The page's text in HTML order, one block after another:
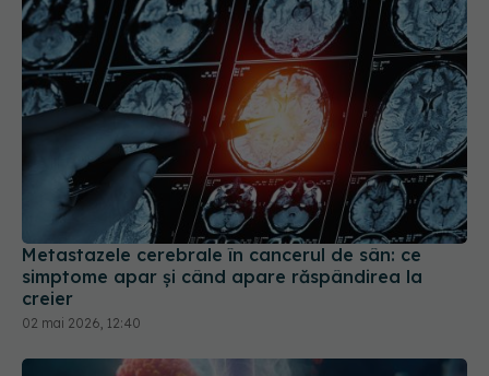
Metastazele cerebrale în cancerul de sân: ce
simptome apar și când apare răspândirea la
02 mai 2026, 12:40